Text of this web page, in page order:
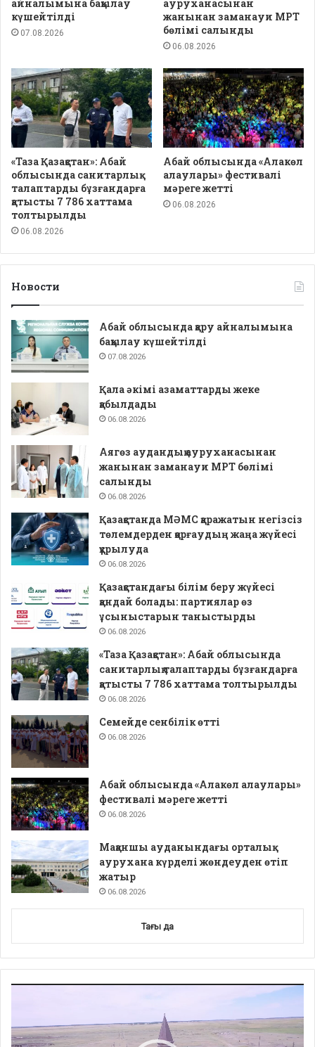
айналымына бақылау
күшейтілді
07.08.2026
ауруханасынан
жанынан заманауи МРТ
бөлімі салынды
06.08.2026
«Таза Қазақстан»: Абай
облысында санитарлық
талаптарды бұзғандарға
қатысты 7 786 хаттама
толтырылды
06.08.2026
Абай облысында «Алакөл
алаулары» фестивалі
мәреге жетті
06.08.2026
Новости
Абай облысында қару айналымына
бақылау күшейтілді
07.08.2026
Қала әкімі азаматтарды жеке
қабылдады
06.08.2026
Аягөз аудандық ауруханасынан
жанынан заманауи МРТ бөлімі
салынды
06.08.2026
Қазақстанда МӘМС қаражатын негізсіз
төлемдерден қорғаудың жаңа жүйесі
құрылуда
06.08.2026
Қазақстандағы білім беру жүйесі
қандай болады: партиялар өз
ұсыныстарын таныстырды
06.08.2026
«Таза Қазақстан»: Абай облысында
санитарлық талаптарды бұзғандарға
қатысты 7 786 хаттама толтырылды
06.08.2026
Семейде сенбілік өтті
06.08.2026
Абай облысында «Алакөл алаулары»
фестивалі мәреге жетті
06.08.2026
Мақаншы ауданындағы орталық
аурухана күрделі жөндеуден өтіп
жатыр
06.08.2026
Тағы да